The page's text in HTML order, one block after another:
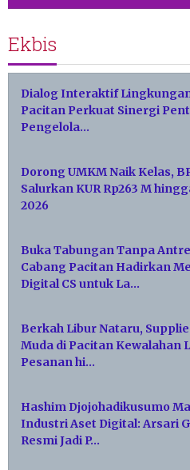
Ekbis
Dialog Interaktif
Pacitan Perkuat Sinergi
Pengelola…
Dorong UMKM Naik Kelas,
Salurkan KUR Rp263 M
2026
Buka Tabungan Tanpa
Cabang Pacitan Hadirkan
Digital CS untuk La…
Berkah Libur Nataru,
Muda di Pacitan Kewalahan
Pesanan hi…
Hashim Djojohadikusumo
Industri Aset Digital: Arsari
Resmi Jadi P…